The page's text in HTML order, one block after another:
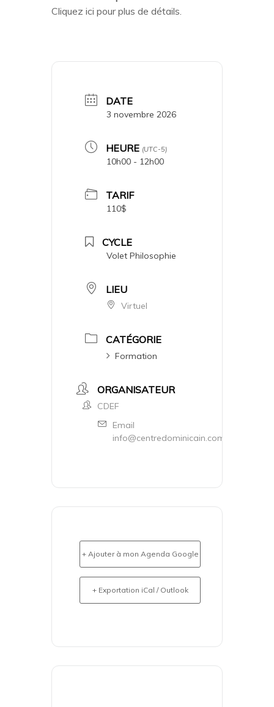
Cliquez ici pour plus de détails.
DATE
3 novembre 2026
HEURE (UTC-5)
10h00 - 12h00
TARIF
110$
CYCLE
Volet Philosophie
LIEU
Virtuel
CATÉGORIE
Formation
ORGANISATEUR
CDEF
Email
info@centredominicain.com
+ Ajouter à mon Agenda Google
+ Exportation iCal / Outlook